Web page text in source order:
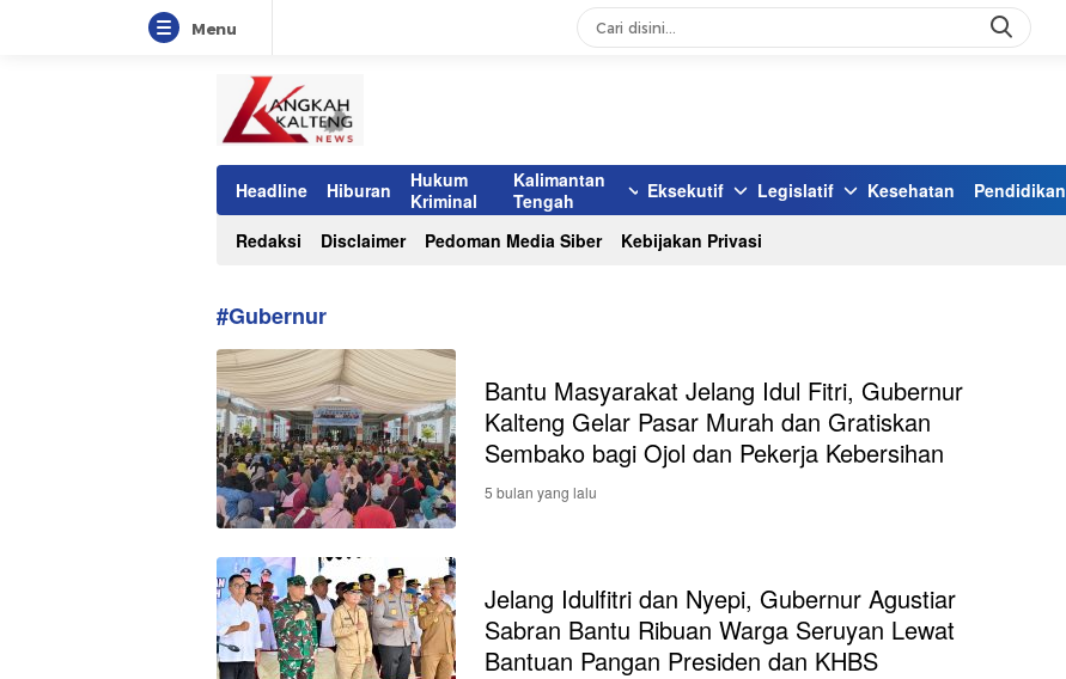
Menu
Langkah Kalteng
Teraktual dan Terpercaya
Headline Hiburan
Hukum
Kriminal
Kalimantan
Tengah
Eksekutif Legislatif Kesehatan Pendidikan
Redaksi Disclaimer Pedoman Media Siber Kebijakan Privasi
#Gubernur
Bantu Masyarakat Jelang Idul Fitri, Gubernur
Kalteng Gelar Pasar Murah dan Gratiskan
Sembako bagi Ojol dan Pekerja Kebersihan
5 bulan yang lalu
Jelang Idulfitri dan Nyepi, Gubernur Agustiar
Sabran Bantu Ribuan Warga Seruyan Lewat
Bantuan Pangan Presiden dan KHBS